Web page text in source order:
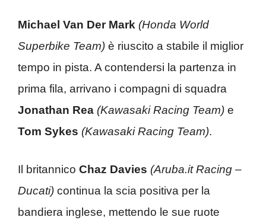
Michael Van Der Mark (Honda World
Superbike Team) è riuscito a stabile il miglior
tempo in pista. A contendersi la partenza in
prima fila, arrivano i compagni di squadra
Jonathan Rea (Kawasaki Racing Team) e
Tom Sykes (Kawasaki Racing Team).
Il britannico Chaz Davies (Aruba.it Racing –
Ducati) continua la scia positiva per la
bandiera inglese, mettendo le sue ruote